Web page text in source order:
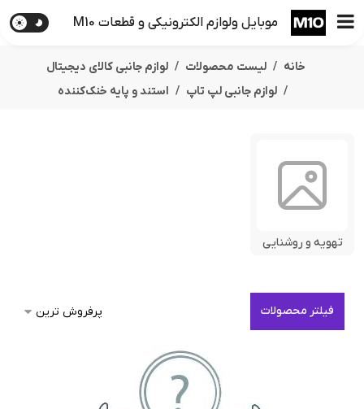
موبایل ولوازم الکترونیکی و قطعات M10
خانه لیست محصولات
لوازم جانبی کالای دیجیتال
لوازم جانبی لپ تاپ
استند و پایه خنک‌کننده
تهویه و روشنایی
فیلتر محصولات